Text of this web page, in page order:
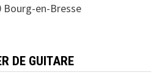
Bourg-en-Bresse
DE GUITARE